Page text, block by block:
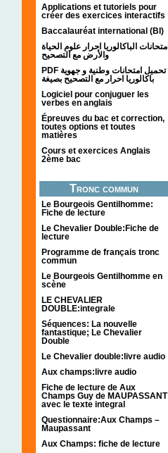
Applications et tutoriels pour
créer des exercices interactifs
Baccalauréat international (BI)
امتحانات الباكالوريا احرار علوم الحياة
والأرض مع التصحيح
PDF تحميل امتحانات وطنية و جهوية
باكالوريا احرار مع التصحيح بصيغة
Logiciel pour conjuguer les
verbes en anglais
Épreuves du bac et correction,
toutes options et toutes
matières
Cours et exercices Anglais
2ème bac
Tronc commun
Le Bourgeois Gentilhomme:
Fiche de lecture
Le Chevalier Double:Fiche de
lecture
Programme de français tronc
commun
Le Bourgeois Gentilhomme en
scène
LE CHEVALIER
DOUBLE:integrale
Séquences: La nouvelle
fantastique; Le Chevalier
Double
Le Chevalier double:livre audio
Aux champs:livre audio
Fiche de lecture de Aux
Champs Guy de MAUPASSANT
avec le texte integral
Questionnaire:Aux Champs –
Maupassant
Aux Champs: fiche de lecture